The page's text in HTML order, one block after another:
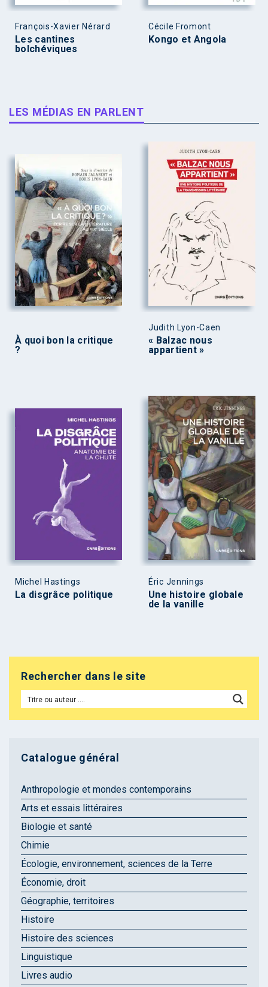
François-Xavier Nérard
Les cantines
bolchéviques
Cécile Fromont
Kongo et Angola
LES MÉDIAS EN PARLENT
À quoi bon la critique
?
Judith Lyon-Caen
« Balzac nous
appartient »
Michel Hastings
La disgrâce politique
Éric Jennings
Une histoire globale
de la vanille
Rechercher dans le site
Catalogue général
Anthropologie et mondes contemporains
Arts et essais littéraires
Biologie et santé
Chimie
Écologie, environnement, sciences de la Terre
Économie, droit
Géographie, territoires
Histoire
Histoire des sciences
Linguistique
Livres audio